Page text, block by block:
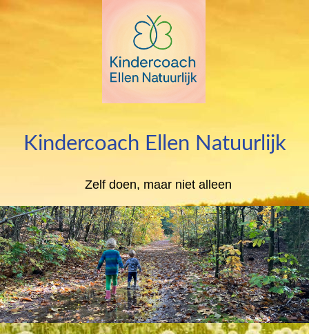
Kindercoach Ellen Natuurlijk
Zelf doen, maar niet alleen